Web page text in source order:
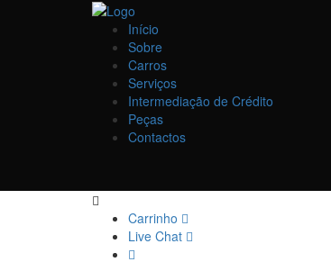
Início
Sobre
Carros
Serviços
Intermediação de Crédito
Peças
Contactos
Carrinho
Live Chat